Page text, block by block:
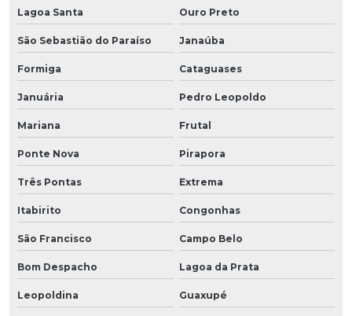
Lagoa Santa Ouro Preto
São Sebastião do Paraíso Janaúba
Formiga Cataguases
Januária Pedro Leopoldo
Mariana Frutal
Ponte Nova Pirapora
Três Pontas Extrema
Itabirito Congonhas
São Francisco Campo Belo
Bom Despacho Lagoa da Prata
Leopoldina Guaxupé